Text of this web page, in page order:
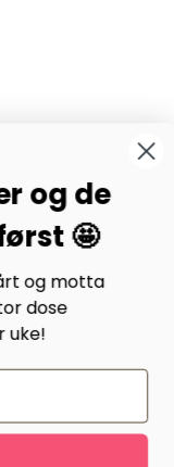
på Facebook og
samt 31.000
bilder og
og de
🤩
og motta
dose
uke!